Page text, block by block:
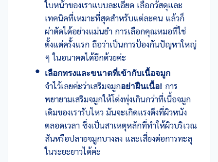
ใบหน้าของเราแบบละเอียด เลือกวัสดุและ
เทคนิคที่เหมาะที่สุดสำหรับแต่ละคน แล้วก็
ผ่าตัดได้อย่างแม่นยำ การเลือกคุณหมอที่ใช่
ตั้งแต่ครั้งแรก ถือว่าเป็นการป้องกันปัญหาใหญ่
ๆ ในอนาคตได้อีกด้วยค่ะ
เลือกทรงและขนาดที่เข้ากับเนื้อจมูก
จำไว้เลยค่ะว่าเสริมจมูกอย่าฝืนเนื้อ! การ
พยายามเสริมจมูกให้โด่งพุ่งเกินกว่าที่เนื้อจมูก
เดิมของเรารับไหว มันจะเกิดแรงตึงที่ผิวหนัง
ตลอดเวลา ซึ่งเป็นสาเหตุหลักที่ทำให้ผิวบริเวณ
สันหรือปลายจมูกบางลง และเสี่ยงต่อการทะลุ
ในระยะยาวได้ค่ะ